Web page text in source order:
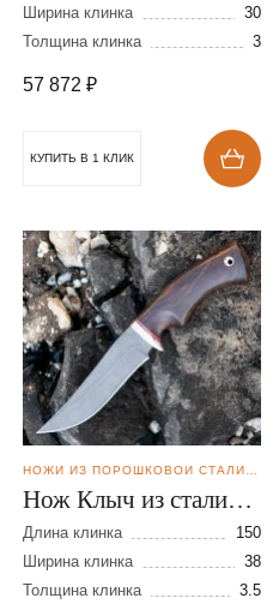
Ширина клинка
30
Толщина клинка
3
57 872 ₽
КУПИТЬ В 1 КЛИК
Нож Клыч из стали
CPM REX 121
Длина клинка
150
Ширина клинка
38
Толщина клинка
3.5